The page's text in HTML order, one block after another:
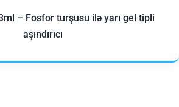
– Fosfor turşusu ilə yarı gel tipli
aşındırıcı